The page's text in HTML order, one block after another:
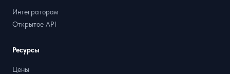
Интеграторам
Открытое API
Ресурсы
Цены